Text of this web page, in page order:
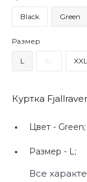
Black Green
Размер
L XXL
Куртка
Цвет - Green;
Размер - L;
Все